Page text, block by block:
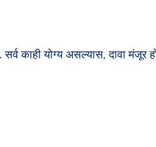
काही योग्य असल्यास, दावा मंजूर